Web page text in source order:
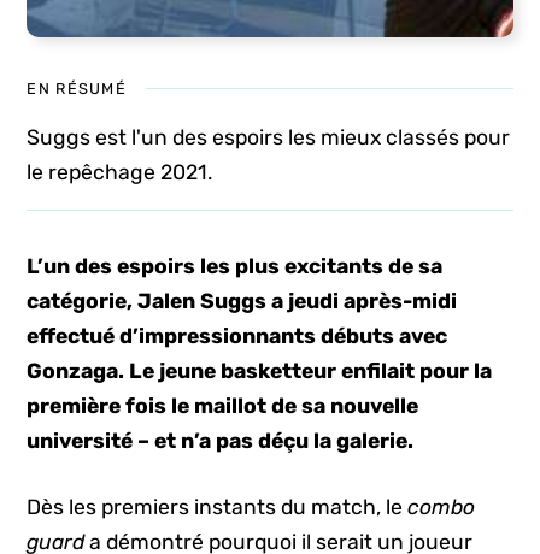
EN RÉSUMÉ
Suggs est l'un des espoirs les mieux classés pour
le repêchage 2021.
L’un des espoirs les plus excitants de sa
catégorie, Jalen Suggs a jeudi après-midi
effectué d’impressionnants débuts avec
Gonzaga. Le jeune basketteur enfilait pour la
première fois le maillot de sa nouvelle
université – et n’a pas déçu la galerie.
Dès les premiers instants du match, le combo
guarda démontré pourquoi il serait un joueur